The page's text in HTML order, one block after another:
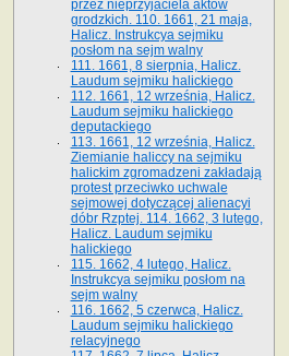
przez nieprzyjaciela aktów
grodzkich. 110. 1661, 21 maja,
Halicz. Instrukcya sejmiku
posłom na sejm walny
111. 1661, 8 sierpnia, Halicz.
Laudum sejmiku halickiego
112. 1661, 12 września, Halicz.
Laudum sejmiku halickiego
deputackiego
113. 1661, 12 września, Halicz.
Ziemianie haliccy na sejmiku
halickim zgromadzeni zakładają
protest przeciwko uchwale
sejmowej dotyczącej alienacyi
dóbr Rzptej. 114. 1662, 3 lutego,
Halicz. Laudum sejmiku
halickiego
115. 1662, 4 lutego, Halicz.
Instrukcya sejmiku posłom na
sejm walny
116. 1662, 5 czerwca, Halicz.
Laudum sejmiku halickiego
relacyjnego